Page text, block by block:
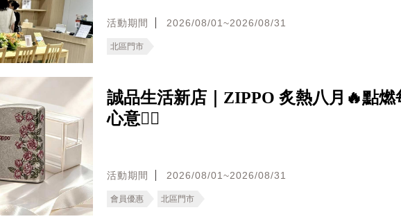
活動期間 2026/08/01~2026/08/31
北區門市
誠品生活新店｜ZIPPO 炙熱八月🔥點燃
心意❤️‍🔥
活動期間 2026/08/01~2026/08/31
會員優惠 北區門市